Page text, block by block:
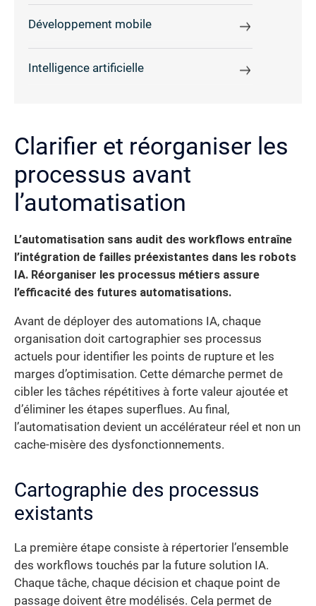
Développement mobile
Intelligence artificielle
Clarifier et réorganiser les
processus avant
l’automatisation
L’automatisation sans audit des workflows entraîne
l’intégration de failles préexistantes dans les robots
IA. Réorganiser les processus métiers assure
l’efficacité des futures automatisations.
Avant de déployer des automations IA, chaque
organisation doit cartographier ses processus
actuels pour identifier les points de rupture et les
marges d’optimisation. Cette démarche permet de
cibler les tâches répétitives à forte valeur ajoutée et
d’éliminer les étapes superflues. Au final,
l’automatisation devient un accélérateur réel et non un
cache-misère des dysfonctionnements.
Cartographie des processus
existants
La première étape consiste à répertorier l’ensemble
des workflows touchés par la future solution IA.
Chaque tâche, chaque décision et chaque point de
passage doivent être modélisés. Cela permet de